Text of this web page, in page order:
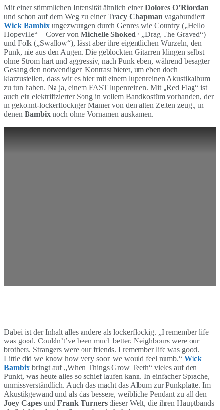
Mit einer stimmlichen Intensität ähnlich einerDolores O’Riordan
und schon auf dem Weg zu einerTracy Chapman vagabundiert
Wick Bambix ungezwungen durch Genres wie Country („Hello
Hopeville“ – Cover von Michelle Shoked / „Drag The Graved“)
und Folk („Swallow“), lässt aber ihre eigentlichen Wurzeln, den
Punk, nie aus den Augen. Die geblockten Gitarren klingen selbst
ohne Strom hart und aggressiv, nach Punk eben, während besagter
Gesang den notwendigen Kontrast bietet, um eben doch
klarzustellen, dass wir es hier mit einem lupenreinen Akustikalbum
zu tun haben. Na ja, einem FAST lupenreinen. Mit „Red Flag“ ist
auch ein elektrifizierter Song in vollem Bandkostüm vorhanden, der
in gekonnt-lockerflockiger Manier von den alten Zeiten zeugt, in
denen Bambix noch ohne Vornamen auskamen.
Dabei ist der Inhalt alles andere als lockerflockig. „I remember life
was good. Couldn’t’ve been much better. Neighbours were our
brothers. Strangers were our friends. I remember life was good.
Little did we know how very soon we would feel numb.“ Wick
Bambix bringt auf „When Things Grow Teeth“ vieles auf den
Punkt, was heute alles so schief laufen kann. In einfacher Sprache,
unmissverständlich. Auch das macht das Album zur Punkplatte. Im
Akustikgewand und als das bessere, weibliche Pendant zu all den
Joey Capes und Frank Turners dieser Welt, die ihren Hauptbands